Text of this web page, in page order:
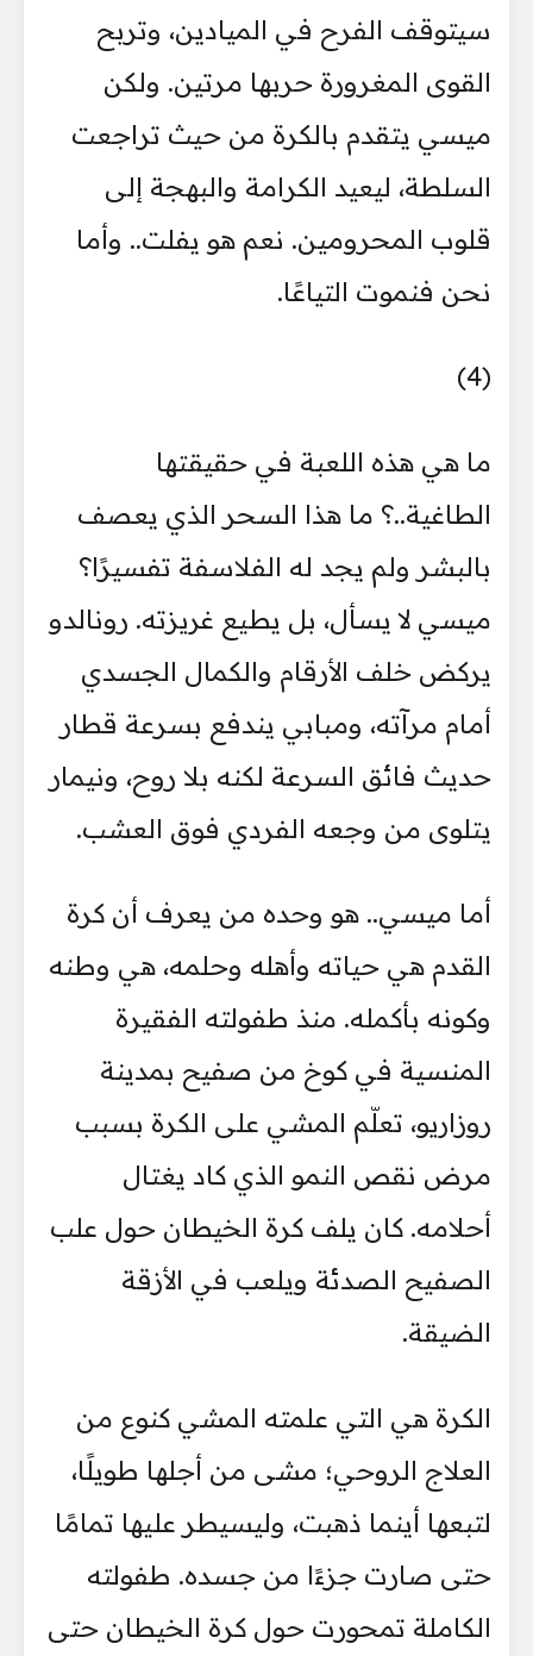
سيتوقف الفرح في الميادين، وتربح
القوى المغرورة حربها مرتين. ولكن
ميسي يتقدم بالكرة من حيث تراجعت
السلطة، ليعيد الكرامة والبهجة إلى
قلوب المحرومين. نعم هو يفلت.. وأما
نحن فنموت التياعًا.
(4)
ما هي هذه اللعبة في حقيقتها
الطاغية..؟ ما هذا السحر الذي يعصف
بالبشر ولم يجد له الفلاسفة تفسيرًا؟
ميسي لا يسأل، بل يطيع غريزته. رونالدو
يركض خلف الأرقام والكمال الجسدي
أمام مرآته، ومبابي يندفع بسرعة قطار
حديث فائق السرعة لكنه بلا روح، ونيمار
يتلوى من وجعه الفردي فوق العشب.
أما ميسي.. هو وحده من يعرف أن كرة
القدم هي حياته وأهله وحلمه، هي وطنه
وكونه بأكمله. منذ طفولته الفقيرة
المنسية في كوخ من صفيح بمدينة
روزاريو، تعلّم المشي على الكرة بسبب
مرض نقص النمو الذي كاد يغتال
أحلامه. كان يلف كرة الخيطان حول علب
الصفيح الصدئة ويلعب في الأزقة
الضيقة.
الكرة هي التي علمته المشي كنوع من
العلاج الروحي؛ مشى من أجلها طويلًا،
لتبعها أينما ذهبت، وليسيطر عليها تمامًا
حتى صارت جزءًا من جسده. طفولته
الكاملة تمحورت حول كرة الخيطان حتى